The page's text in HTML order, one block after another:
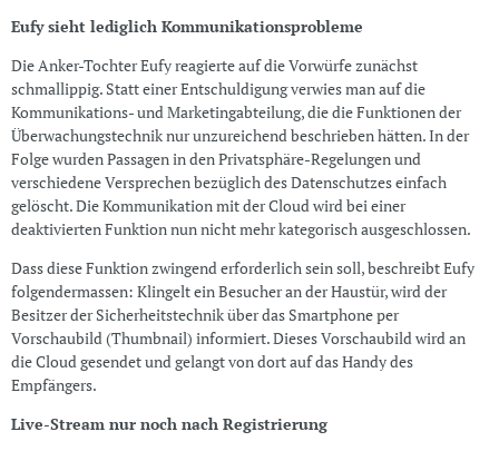
Eufy sieht lediglich Kommunikationsprobleme
Die Anker-Tochter Eufy reagierte auf die Vorwürfe zunächst
schmallippig. Statt einer Entschuldigung verwies man auf die
Kommunikations- und Marketingabteilung, die die Funktionen der
Überwachungstechnik nur unzureichend beschrieben hätten. In der
Folge wurden Passagen in den Privatsphäre-Regelungen und
verschiedene Versprechen bezüglich des Datenschutzes einfach
gelöscht. Die Kommunikation mit der Cloud wird bei einer
deaktivierten Funktion nun nicht mehr kategorisch ausgeschlossen.
Dass diese Funktion zwingend erforderlich sein soll, beschreibt Eufy
folgendermassen: Klingelt ein Besucher an der Haustür, wird der
Besitzer der Sicherheitstechnik über das Smartphone per
Vorschaubild (Thumbnail) informiert. Dieses Vorschaubild wird an
die Cloud gesendet und gelangt von dort auf das Handy des
Empfängers.
Live-Stream nur noch nach Registrierung